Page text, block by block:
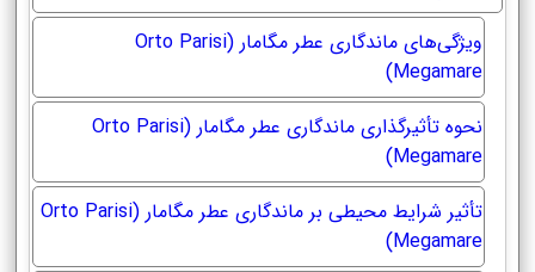
ویژگی‌های ماندگاری عطر مگامار (Orto Parisi
Megamare)
نحوه تأثیرگذاری ماندگاری عطر مگامار (Orto Parisi
Megamare)
تأثیر شرایط محیطی بر ماندگاری عطر مگامار (Orto Parisi
Megamare)